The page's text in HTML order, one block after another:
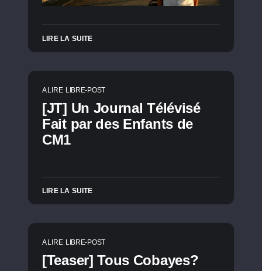
LIRE LA SUITE
A LIRE LIBRE-POST
[JT] Un Journal Télévisé
Fait par des Enfants de
CM1
LIRE LA SUITE
A LIRE LIBRE-POST
[Teaser] Tous Cobayes?